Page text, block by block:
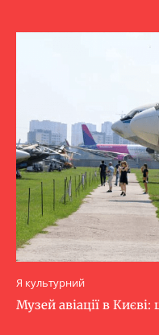
Я культурний
Музей авіації в